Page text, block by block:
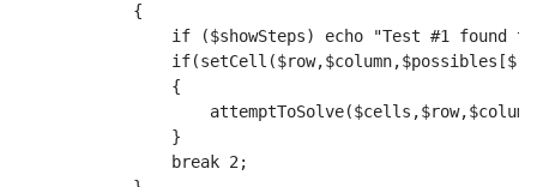
{
if ($showSteps) echo "Test #1 found that cell
{
}
break 2;